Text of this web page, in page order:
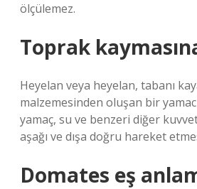
ölçülemez.
Toprak
Heyelan veya heyelan, tabanı
malzemesinden oluşan bir
yamaç, su ve benzeri diğer
aşağı ve dışa doğru hareket
Domates eş